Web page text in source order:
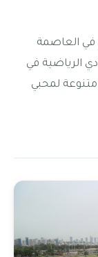
في العاصمة
الرياضية في
لمحبي